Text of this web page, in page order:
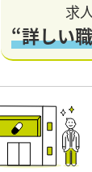
求
“詳しい